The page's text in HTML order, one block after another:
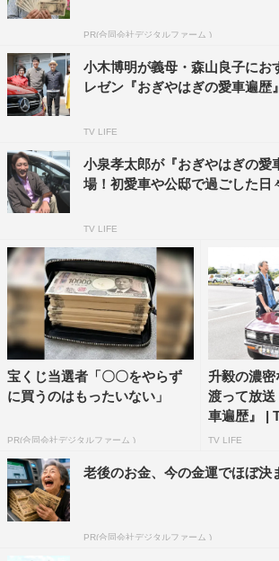
う理由も時代を築いたスター歌手ならで
を持つのもステータスだったから」と30
っていたという。
そんな中尾の人生初の愛車が登場。とこ
別の車が用意されていた。運転してくれ
ドキドキのドライブ秘話や、愛車との初
当時30代だった中尾の若かりし頃の思い
失って初めて分かる相棒への感謝を語る
球すぎる一言を放つ。
PR(合同会社デジタルファーム )
小木博明が義母・森山良子にお
レゼン『おぎやはぎの愛車遍歴
TV LIFE
小泉孝太郎が『おぎやはぎの愛
場！初愛車や公邸で過ごした日
TV LIFE
宝くじ当選者「〇〇をやらず
に買うのはもったいない」
PR(合同会社デジタルファーム )
升毅の濃密
渡って放
車遍歴』 |
TV LIFE
老後のお金、今の金運でほぼ決
PR(合同会社デジタルファーム )